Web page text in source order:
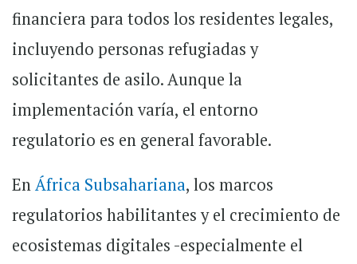
financiera para todos los residentes legales,
incluyendo personas refugiadas y
solicitantes de asilo. Aunque la
implementación varía, el entorno
regulatorio es en general favorable.
EnÁfrica Subsahariana, los marcos
regulatorios habilitantes y el crecimiento de
ecosistemas digitales -especialmente el